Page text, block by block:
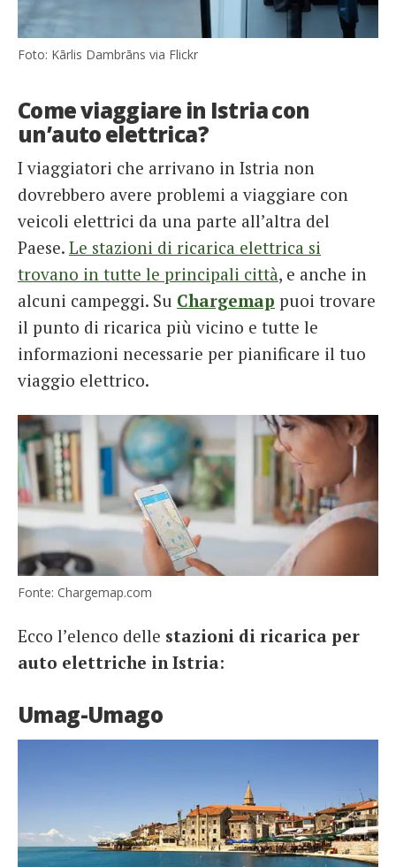
Foto: Kārlis Dambrāns via Flickr
Come viaggiare in Istria con
un’auto elettrica?
I viaggiatori che arrivano in Istria non
dovrebbero avere problemi a viaggiare con
veicoli elettrici da una parte all’altra del
Paese. Le stazioni di ricarica elettrica si
trovano in tutte le principali città, e anche in
alcuni campeggi. Su Chargemap puoi trovare
il punto di ricarica più vicino e tutte le
informazioni necessarie per pianificare il tuo
viaggio elettrico.
Fonte: Chargemap.com
Ecco l’elenco delle stazioni di ricarica per
auto elettriche in Istria:
Umag-Umago